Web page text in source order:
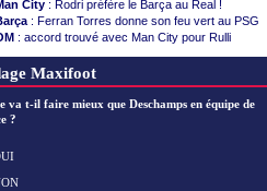
: Haise confirme pour Aït Boudlal
City: Trafford à Leeds pour 47 M€ (off...
Utd: Zirkzee vers la Juventus ?
: Der Zakarian et sa relation avec Kita
: le message touchant d'Akliouche
City : Rodri préfère le Barça au Real !
: Ferran Torres donne son feu vert au PSG
: accord trouvé avec Man City pour Rulli
: l'étonnante rumeur Gusto
Maxifoot
va t-il faire mieux que Deschamps en équipe de
?